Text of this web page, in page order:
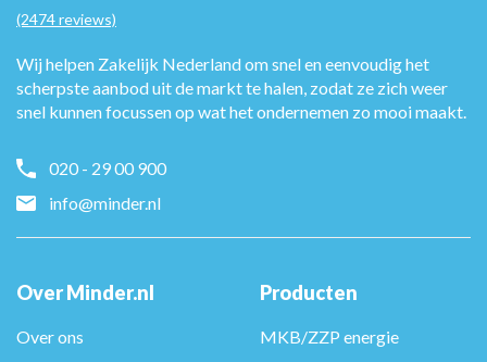
(2474 reviews)
Wij helpen Zakelijk Nederland om snel en eenvoudig het
scherpste aanbod uit de markt te halen, zodat ze zich weer
snel kunnen focussen op wat het ondernemen zo mooi maakt.
020 - 29 00 900
info@minder.nl
Over Minder.nl
Over ons
Producten
MKB/ZZP energie